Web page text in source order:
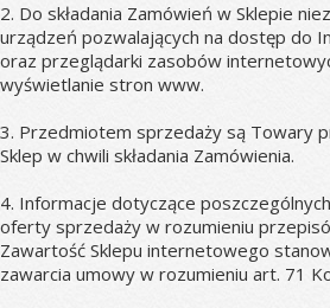
2. Do składania Zamówień w Sklepie
urządzeń pozwalających na dostęp do
oraz przeglądarki zasobów
wyświetlanie stron www.
3. Przedmiotem sprzedaży są Towary
Sklep w chwili składania Zamówienia.
4. Informacje dotyczące
oferty sprzedaży w rozumieniu
Zawartość Sklepu internetowego
zawarcia umowy w rozumieniu art. 71